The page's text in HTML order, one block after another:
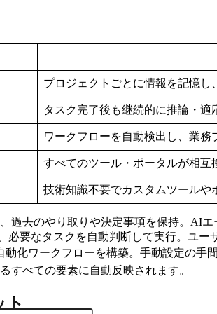
プロジェクトごとに情報を記憶し
タスク完了後も継続的に推論・適
ワークフローを自動検出し、業務
すべてのツール・ポータルが相互
技術知識不要でカスタムツールや
過去のやり取りや決定事項を保持。AI
要なタスクを自動判断して実行。ユー
化ワークフローを構築。手動設定の手
すべての要素に自動反映されます。
ト